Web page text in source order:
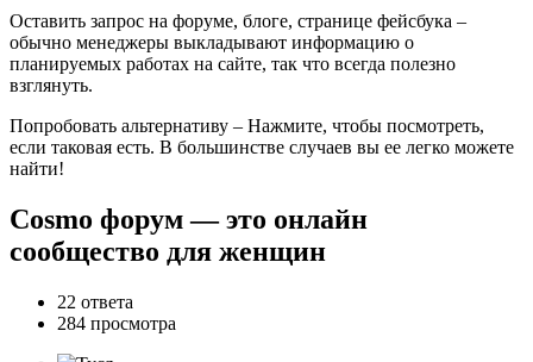
Оставить запрос на форуме, блоге, странице фейсбука –
обычно менеджеры выкладывают информацию о
планируемых работах на сайте, так что всегда полезно
взглянуть.
Попробовать альтернативу – Нажмите, чтобы посмотреть,
если таковая есть. В большинстве случаев вы ее легко можете
найти!
Cosmo форум — это онлайн
сообщество для женщин
22 ответа
284 просмотра